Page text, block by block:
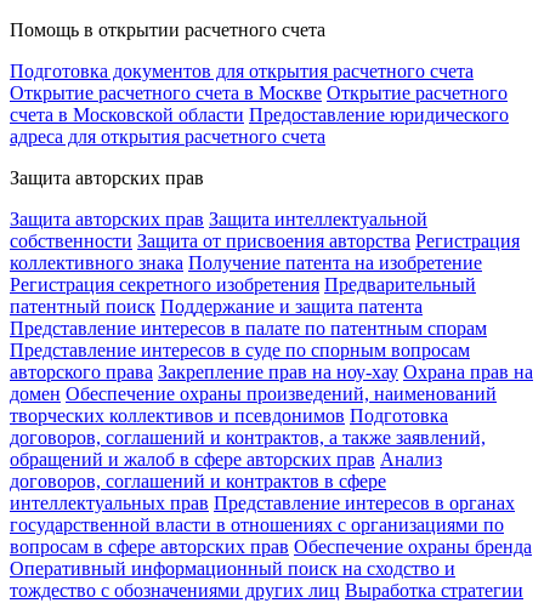
Помощь в открытии расчетного счета
Подготовка документов для открытия расчетного счета
Открытие расчетного счета в Москве Открытие расчетного
счета в Московской области Предоставление юридического
адреса для открытия расчетного счета
Защита авторских прав
Защита авторских прав Защита интеллектуальной
собственности Защита от присвоения авторства Регистрация
коллективного знака Получение патента на изобретение
Регистрация секретного изобретения Предварительный
патентный поиск Поддержание и защита патента
Представление интересов в палате по патентным спорам
Представление интересов в суде по спорным вопросам
авторского права Закрепление прав на ноу-хау Охрана прав на
домен Обеспечение охраны произведений, наименований
творческих коллективов и псевдонимов Подготовка
договоров, соглашений и контрактов, а также заявлений,
обращений и жалоб в сфере авторских прав Анализ
договоров, соглашений и контрактов в сфере
интеллектуальных прав Представление интересов в органах
государственной власти в отношениях с организациями по
вопросам в сфере авторских прав Обеспечение охраны бренда
Оперативный информационный поиск на сходство и
тождество с обозначениями других лиц Выработка стратегии